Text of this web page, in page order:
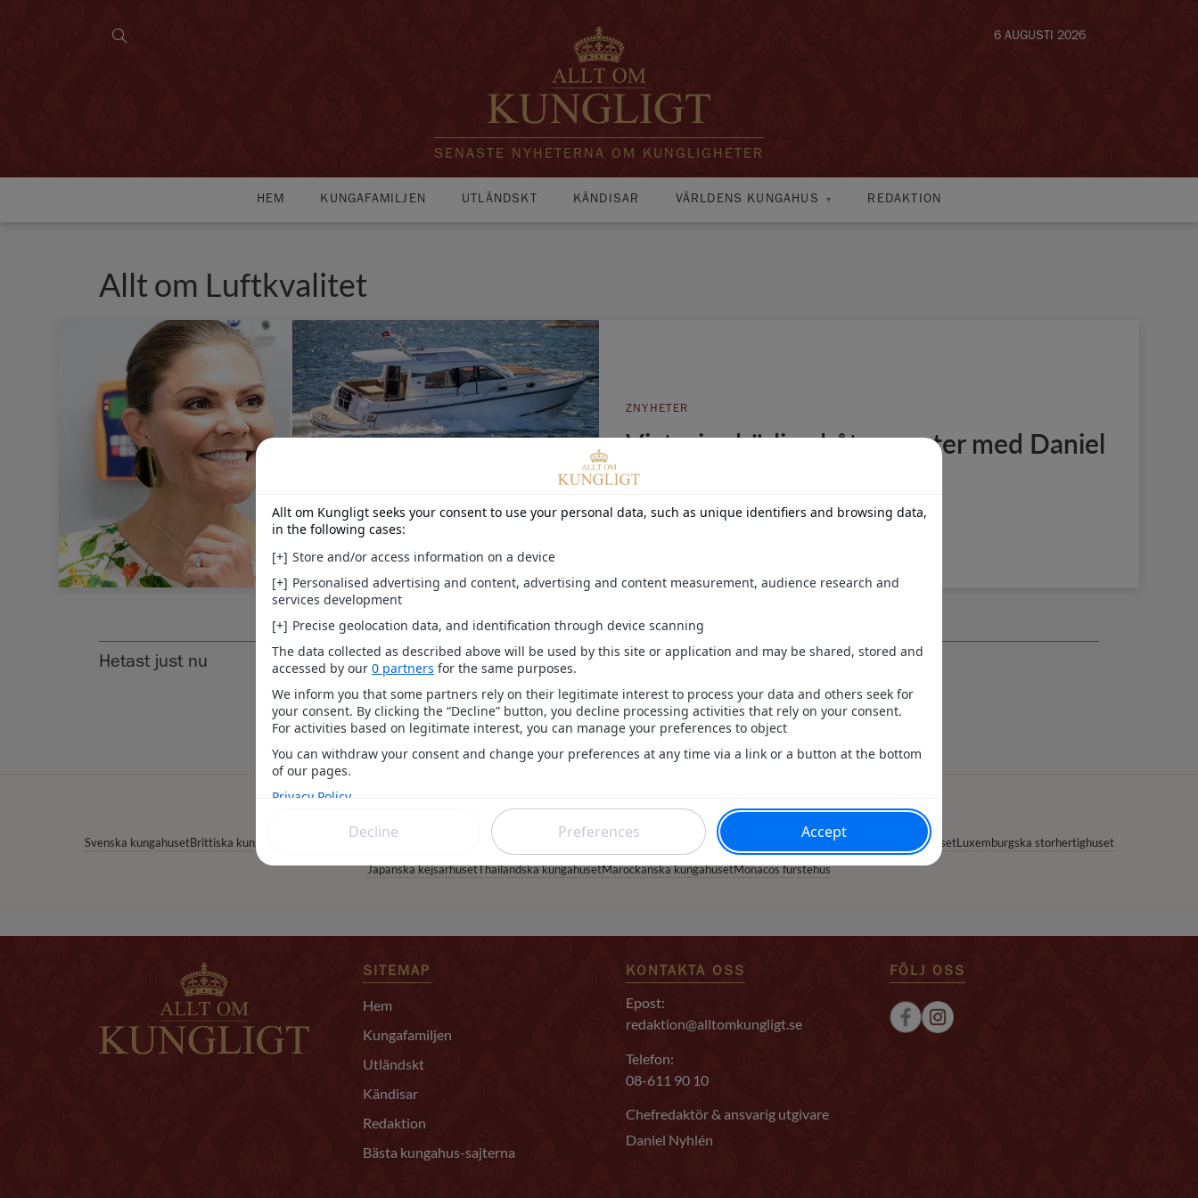
SENASTE NYHETERNA OM KUNGLIGHETER
6 AUGUSTI 2026
HEM KUNGAFAMILJEN UTLÄNDSKT KÄNDISAR VÄRLDENS KUNGAHUS REDAKTION
Allt om Luftkvalitet
ZNYHETER
Victorias härliga båtsemester med Daniel
och barnen
Hetast just nu
VÄRLDENS KUNGAHUS
Svenska kungahusetBrittiska kungahuset Danska kungahusetSpanska kungahuset Nederländska kungahuset Belgiska kungahuset Jordanska kungahusetLuxemburgska storhertighuset
Japanska kejsarhusetThailändska kungahusetMarockanska kungahusetMonacos furstehus
SITEMAP
Hem
Kungafamiljen
Utländskt
Kändisar
Redaktion
Bästa kungahus-sajterna
KONTAKTA OSS
Epost:
redaktion@alltomkungligt.se
Telefon:
08-611 90 10
Chefredaktör & ansvarig utgivare
Daniel Nyhlén
FÖLJ OSS